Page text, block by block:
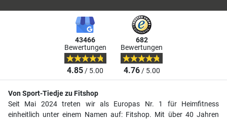
43466
Bewertungen
4.85/ 5.00
682
Bewertungen
4.76/ 5.00
Von Sport-Tiedje zu Fitshop
Seit Mai 2024 treten wir als Europas Nr. 1 für Heimfitness
einheitlich unter einem Namen auf: Fitshop. Mit über 40 Jahren